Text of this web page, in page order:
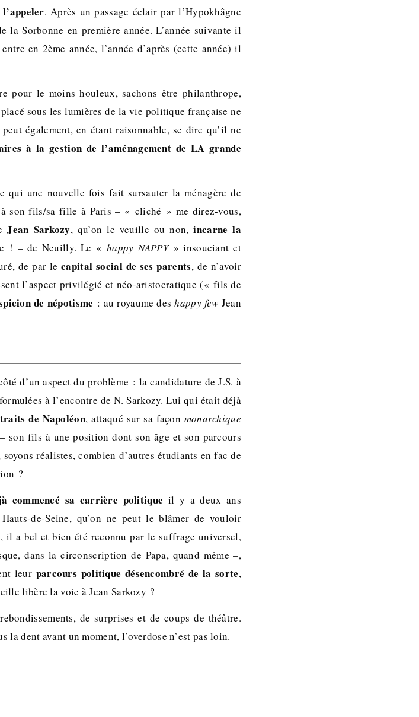
. Après un passage éclair par l’Hypokhâgne
Sorbonne en première année. L’année suivante il
en 2ème année, l’année d’après (cette année) il
pour le moins houleux, sachons être philanthrope,
sous les lumières de la vie politique française ne
également, en étant raisonnable, se dire qu’il ne
à la gestion de l’aménagement de LA grande
qui une nouvelle fois fait sursauter la ménagère de
son fils/sa fille à Paris – « cliché » me direz-vous,
Jean Sarkozy, qu’on le veuille ou non,incarne la
! – de Neuilly. Le «happy NAPPY» insouciant et
de par lecapital social de ses parents, de n’avoir
l’aspect privilégié et néo-aristocratique (« fils de
de népotisme : au royaume deshappy few Jean
d’un aspect du problème : la candidature de J.S. à
à l’encontre de N. Sarkozy. Lui qui était déjà
de Napoléon, attaqué sur sa façon monarchique
son fils à une position dont son âge et son parcours
réalistes, combien d’autres étudiants en fac de
?
commencé sa carrière politique il y a deux ans
de-Seine, qu’on ne peut le blâmer de vouloir
il a bel et bien été reconnu par le suffrage universel,
dans la circonscription de Papa, quand même –,
leur parcours politique désencombré de la sorte,
libère la voie à Jean Sarkozy ?
de surprises et de coups de théâtre.
la dent avant un moment, l’overdose n’est pas loin.